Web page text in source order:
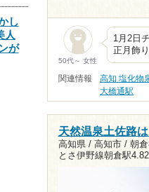
50代～ 女性
1月2日
正月飾
関連情報 高知 塩化物
大橋通駅
天然温泉土佐路
高知県 / 高知市 / 朝
とさ伊野線朝倉駅
し
人
が